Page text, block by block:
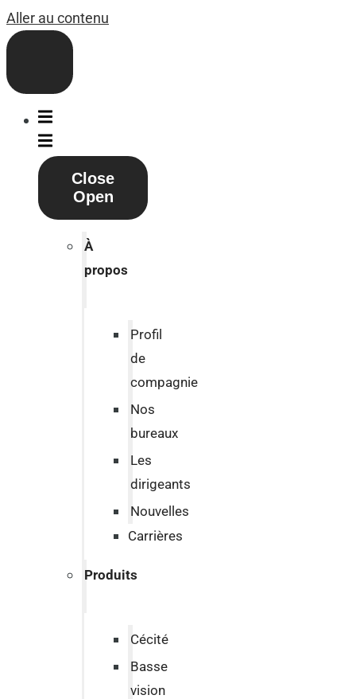
Aller au contenu
Close
Open
À
propos
Profil
de
compagnie
Nos
bureaux
Les
dirigeants
Nouvelles
Carrières
Produits
Cécité
Basse
vision